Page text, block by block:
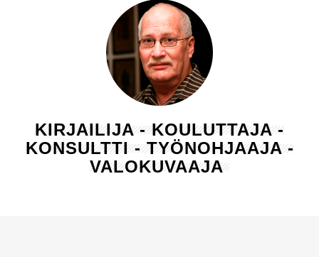
KIRJAILIJA - KOULUTTAJA -
KONSULTTI - TYÖNOHJAAJA -
VALOKUVAAJA